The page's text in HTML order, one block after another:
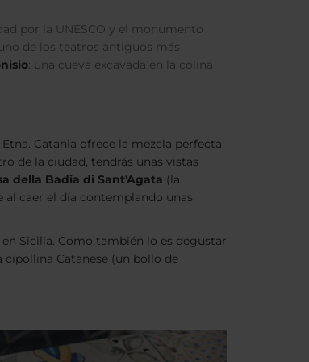
por la UNESCO y el monumento
de los teatros antiguos más
: una cueva excavada en la colina
Catania ofrece la mezcla perfecta
de la ciudad, tendrás unas vistas
della Badia di Sant'Agata (la
al caer el día contemplando unas
Sicilia. Como también lo es degustar
cipollina Catanese (un bollo de